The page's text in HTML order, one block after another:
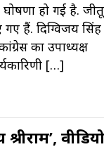
घोषणा हो गई है. जीतू
गए हैं. दिग्विजय
का उपाध्यक्ष
[…]
वीडियो